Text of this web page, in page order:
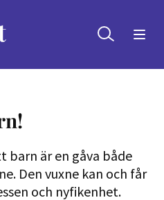
Sök
barn är en gåva både
Den vuxne kan och får
och nyfikenhet.